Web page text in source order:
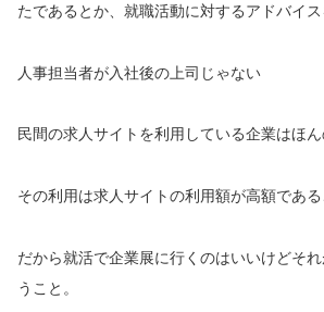
たであるとか、就職活動に対するアドバイス
人事担当者が入社後の上司じゃない
民間の求人サイトを利用している企業はほん
その利用は求人サイトの利用額が高額である
だから就活で企業展に行くのはいいけどそ
うこと。